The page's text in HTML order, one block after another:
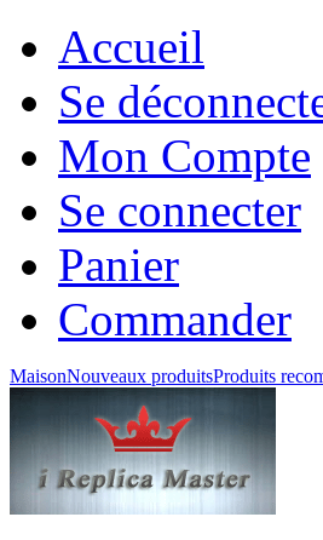
Accueil
Se
Mon Compte
Se connecter
Panier
Commander
MaisonNouveaux produitsProduits